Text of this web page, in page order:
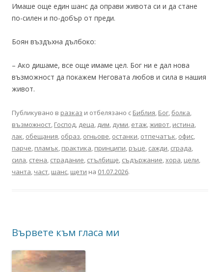
Имаше още един шанс да оправи живота си и да стане
по-силен и по-добър от преди.
Боян въздъхна дълбоко:
– Ако дишаме, все още имаме цел. Бог ни е дал нова
възможност да покажем Неговата любов и сила в нашия
живот.
Публикувано в разказ и отбелязано с Библия, Бог, болка,
възможност, Господ, деца, дим, думи, етаж,живот, истина,
лак, обещания, образ, огньове, останки, отпечатък, офис,
парче, пламък, практика, принципи, ръце, сажди, сграда,
сила, стена, страдание, стълбище, съдържание,хора, цели,
чанта, част, шанс, щети на 01.07.2026.
Вървете към гласа ми